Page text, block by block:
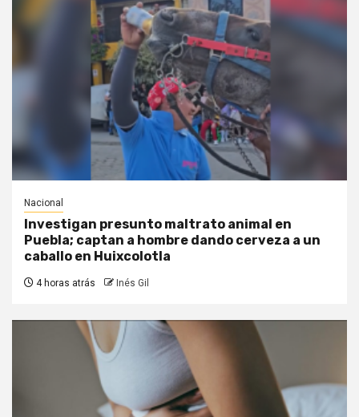
Nacional
Investigan presunto maltrato animal en
Puebla; captan a hombre dando cerveza a un
caballo en Huixcolotla
4 horas atrás Inés Gil